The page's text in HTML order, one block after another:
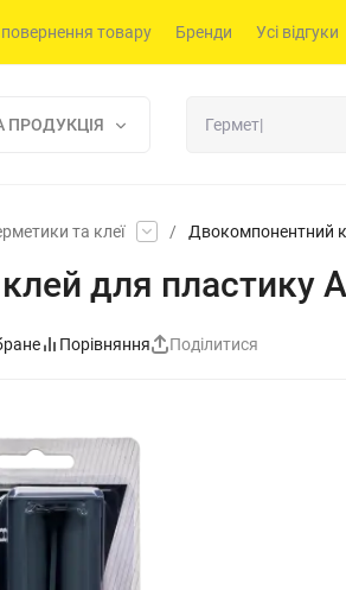
товару Бренди Усі відгуки
ПРОДУКЦІЯ
та клеї / Двокомпонентний
для пластику
Порівняння Поділитися